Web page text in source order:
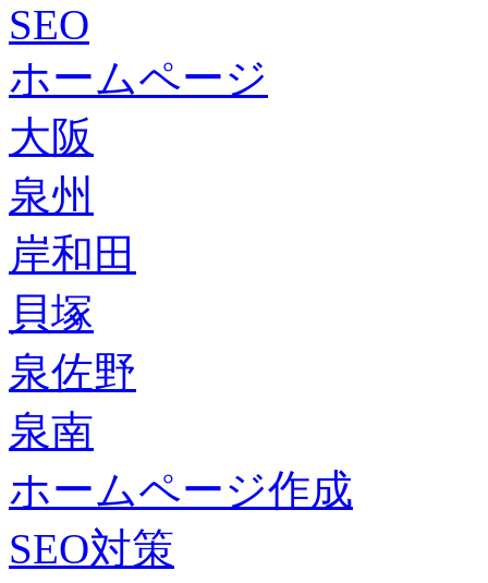
SEO
ホームページ
大阪
泉州
岸和田
貝塚
泉佐野
泉南
ホームページ作成
SEO対策